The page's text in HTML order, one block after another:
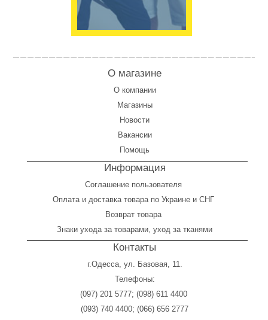
О магазине
О компании
Магазины
Новости
Вакансии
Помощь
Информация
Соглашение пользователя
Оплатаи доставка товара по Украине и СНГ
Возврат товара
Знаки ухода за товарами, уход за тканями
Контакты
г.Одесса, ул. Базовая, 11.
Телефоны:
(097) 201 5777; (098) 611 4400
(093) 740 4400; (066) 656 2777